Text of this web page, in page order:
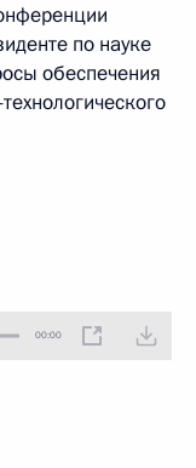
по науке
обеспечения
00:00